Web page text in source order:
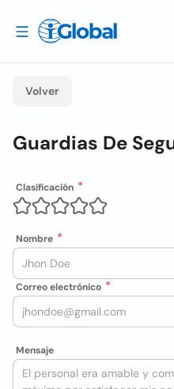
Volver
Guardias De
Clasificación
Nombre
Correo electrónico
Mensaje